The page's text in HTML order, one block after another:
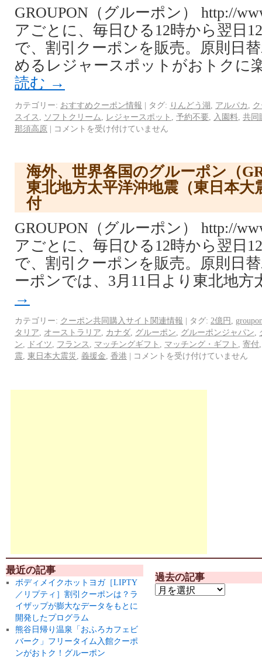
GROUPON（グルーポン） http://
アごとに、毎日ひる12時から翌日
で、割引クーポンを販売。原則日
めるレジャースポットがおトク
読む →
カテゴリー: おすすめクーポン情報 | タグ: りんどう湖 アルパカ
スイス
ソフトクリーム レジャースポット 予約不要 入園料 共同
那須高原 | コメントを受け付けていません
海外、世界各国のグルーポン（
東北地方太平洋沖地震（東日本大
付
GROUPON（グルーポン） http://
アごとに、毎日ひる12時から翌日
で、割引クーポンを販売。原則日
ーポンでは、3月11日より東北地
→
カテゴリー: クーポン共同購入サイト関連情報 | タグ: 2億円
タリア
オーストラリア カナダ グルーポン グルーポンジャパン
ン
ドイツ フランス マッチングギフト マッチング・ギフト 寄付
震 東日本大震災 義援金 香港 | コメントを受け付けていません
最近の記事
ボディメイクホットヨガ［LIPTY
／リプティ］割引クーポンは？ラ
イザップが膨大なデータをもとに
開発したプログラム
熊谷日帰り温泉「おふろカフェビ
バーク」フリータイム入館クーポ
ンがおトク！グルーポン
過去の記事